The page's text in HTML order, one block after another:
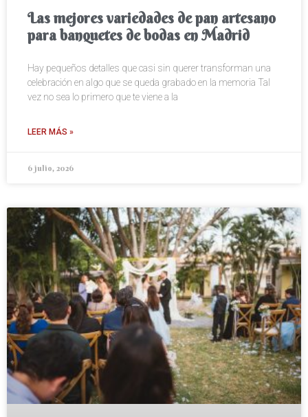
Las mejores variedades de pan artesano
para banquetes de bodas en Madrid
Hay pequeños detalles que casi sin querer transforman una
celebración en algo que se queda grabado en la memoria Tal
vez no sea lo primero que te viene a la
LEER MÁS »
6 julio, 2026